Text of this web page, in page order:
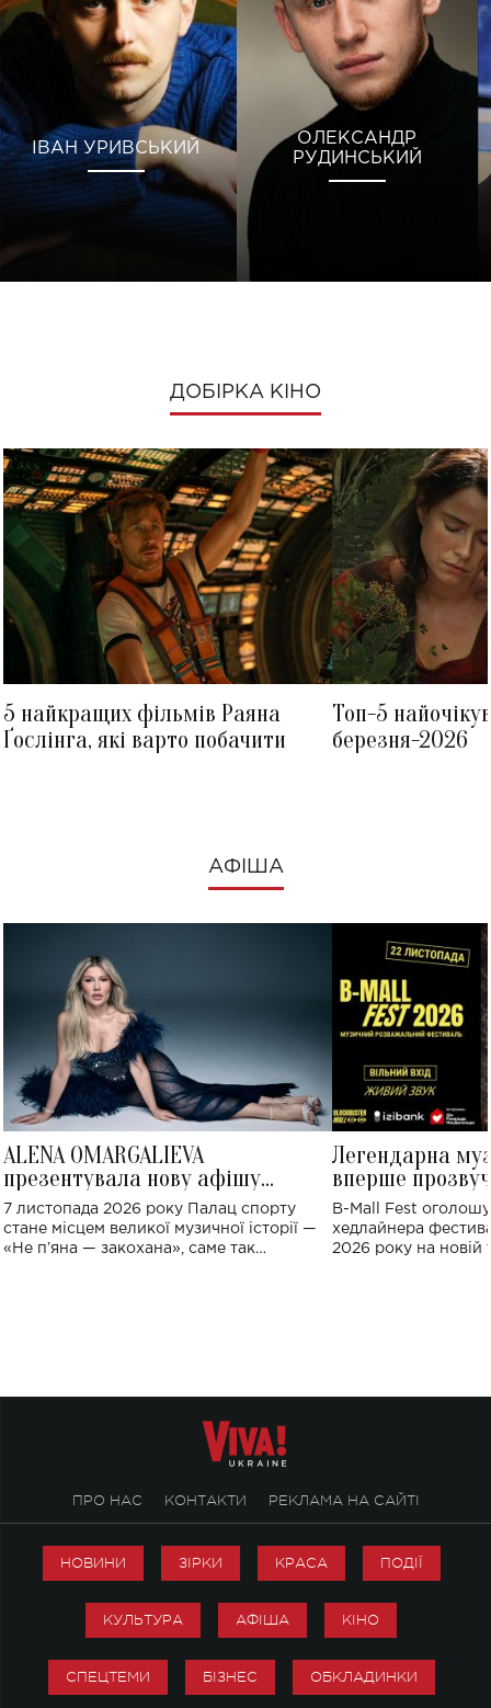
ІВАН УРИВСЬКИЙ
ОЛЕКСАНДР
РУДИНСЬКИЙ
ДОБІРКА КІНО
5 найкращих фільмів Раяна
Ґослінга, які варто побачити
Топ-5
березня-2026
АФІША
ALENA OMARGALIEVA
презентувала нову афішу
великого концерту в Палаці
спорту
7 листопада 2026 року Палац спорту
стане місцем великої музичної історії —
«Не пʼяна — закохана», саме так
Легендарна
вперше
Україні: де
B-Mall Fest
хедлайнера
2026 року на новій
ПРО НАС КОНТАКТИ РЕКЛАМА НА САЙТІ
НОВИНИ ЗІРКИ КРАСА ПОДІЇ
КУЛЬТУРА АФІША КІНО
СПЕЦТЕМИ БІЗНЕС ОБКЛАДИНКИ